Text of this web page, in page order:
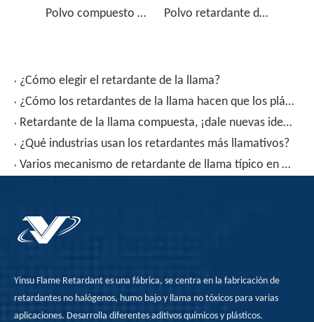
Polvo compuesto de antimonio YSSB-T, reemplaza Sb2O3 100% Polvo retardante de llama compuesto de antimonio PVC-T
¿Cómo elegir el retardante de la llama?
¿Cómo los retardantes de la llama hacen que los plásticos no teman la llama abierta?
Retardante de la llama compuesta, ¡dale nuevas ideas de retardante de llama!
¿Qué industrias usan los retardantes más llamativos?
Varios mecanismo de retardante de llama típico en el retardante de la llama
Yinsu Flame Retardant es una fábrica, se centra en la fabricación de
retardantes no halógenos, humo bajo y llama no tóxicos para varias
aplicaciones. Desarrolla diferentes aditivos químicos y plásticos.